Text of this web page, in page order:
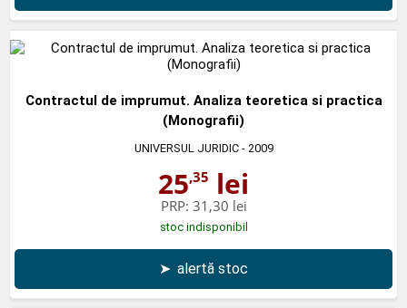
Contractul de imprumut. Analiza teoretica si practica
(Monografii)
UNIVERSUL JURIDIC- 2009
25,35 lei
PRP: 31,30 lei
stoc indisponibil
➤ alertă stoc